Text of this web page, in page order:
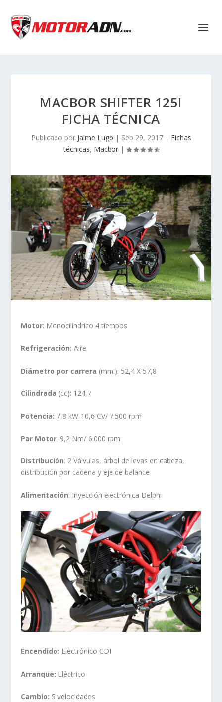
MACBOR SHIFTER 125I
FICHA TÉCNICA
Publicado por Jaime Lugo | Sep 29, 2017| Fichas
técnicas, Macbor|
Motor: Monocilíndrico 4 tiempos
Refrigeración: Aire
Diámetro por carrera (mm.): 52,4 X 57,8
Cilindrada (cc): 124,7
Potencia: 7,8 kW-10,6 CV/ 7.500 rpm
Par Motor: 9,2 Nm/ 6.000 rpm
Distribución: 2 Válvulas, árbol de levas en cabeza,
distribución por cadena y eje de balance
Alimentación: Inyección electrónica Delphi
Encendido: Electrónico CDI
Arranque: Eléctrico
Cambio: 5 velocidades